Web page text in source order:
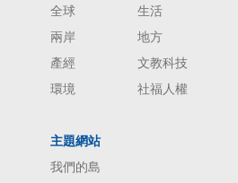
全球
生活
兩岸
地方
產經
文教科技
環境
社福人權
主題網站
我們的島